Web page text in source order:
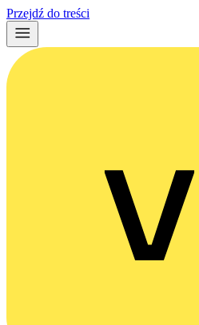
Przejdź do treści